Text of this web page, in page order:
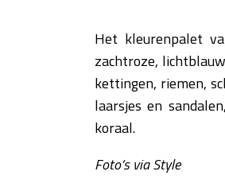
Het kleurenpalet
zachtroze,
kettingen, riemen,
laarsjes en
koraal.
Foto’s via Style